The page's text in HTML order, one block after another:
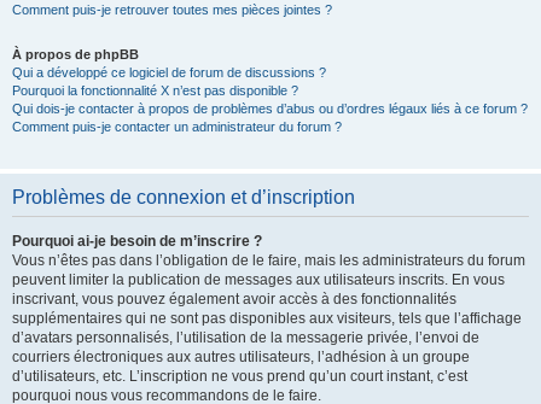
Comment puis-je retrouver toutes mes pièces jointes ?
À propos de phpBB
Qui a développé ce logiciel de forum de discussions ?
Pourquoi la fonctionnalité X n’est pas disponible ?
Qui dois-je contacter à propos de problèmes d’abus ou d’ordres légaux liés à ce forum ?
Comment puis-je contacter un administrateur du forum ?
Problèmes de connexion et d’inscription
Pourquoi ai-je besoin de m’inscrire ?
Vous n’êtes pas dans l’obligation de le faire, mais les administrateurs du forum
peuvent limiter la publication de messages aux utilisateurs inscrits. En vous
inscrivant, vous pouvez également avoir accès à des fonctionnalités
supplémentaires qui ne sont pas disponibles aux visiteurs, tels que l’affichage
d’avatars personnalisés, l’utilisation de la messagerie privée, l’envoi de
courriers électroniques aux autres utilisateurs, l’adhésion à un groupe
d’utilisateurs, etc. L’inscription ne vous prend qu’un court instant, c’est
pourquoi nous vous recommandons de le faire.